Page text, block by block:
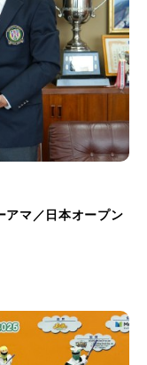
アマ／日本オープン